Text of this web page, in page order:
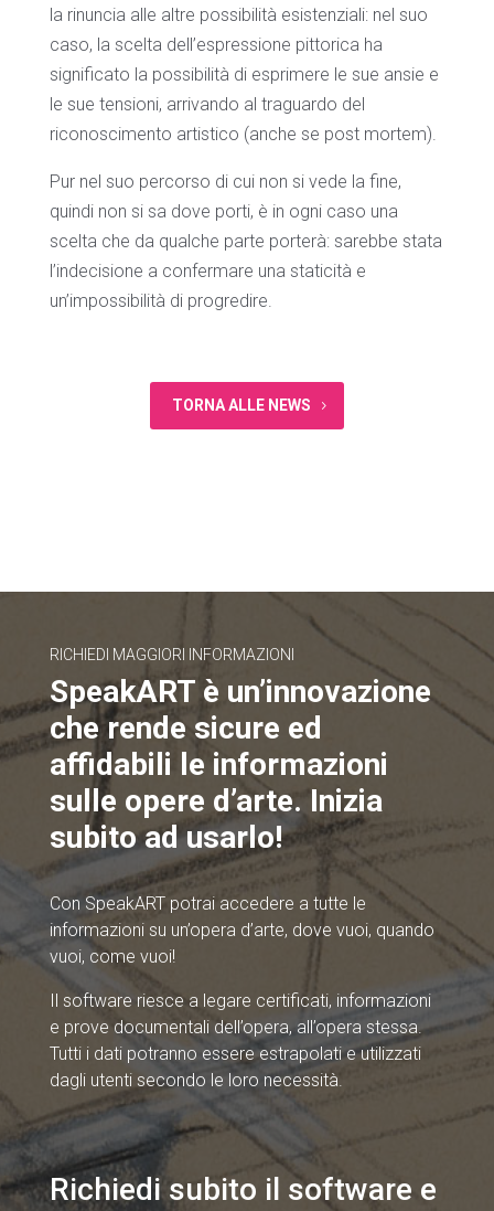
la rinuncia alle altre possibilità esistenziali: nel suo
caso, la scelta dell’espressione pittorica ha
significato la possibilità di esprimere le sue ansie e
le sue tensioni, arrivando al traguardo del
riconoscimento artistico (anche se post mortem).
Pur nel suo percorso di cui non si vede la fine,
quindi non si sa dove porti, è in ogni caso una
scelta che da qualche parte porterà: sarebbe stata
l’indecisione a confermare una staticità e
un’impossibilità di progredire.
TORNA ALLE NEWS
RICHIEDI MAGGIORI INFORMAZIONI
SpeakART è un’innovazione
che rende sicure ed
affidabili le informazioni
sulle opere d’arte. Inizia
subito ad usarlo!
Con SpeakART potrai accedere a tutte le
informazioni su un’opera d’arte, dove vuoi, quando
vuoi, come vuoi!
Il software riesce a legare certificati, informazioni
e prove documentali dell’opera, all’opera stessa.
Tutti i dati potranno essere estrapolati e utilizzati
dagli utenti secondo le loro necessità.
Richiedi subito il software e